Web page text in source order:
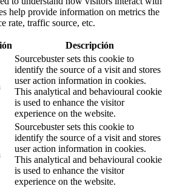
help provide information on metrics the
rate, traffic source, etc.
Descripción
Sourcebuster sets this cookie to
identify the source of a visit and stores
user action information in cookies.
This analytical and behavioural cookie
is used to enhance the visitor
experience on the website.
Sourcebuster sets this cookie to
identify the source of a visit and stores
user action information in cookies.
This analytical and behavioural cookie
is used to enhance the visitor
experience on the website.